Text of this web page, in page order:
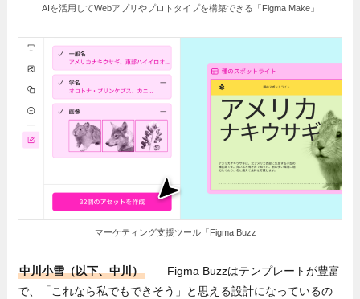
AIを活用してWebアプリやプロトタイプを構築できる「Figma Make」
マーケティング支援ツール「Figma Buzz」
中川小雪（以下、中川）
Figma Buzzはテンプレートが豊富
で、「これなら私でもできそう」と思える設計になっているの